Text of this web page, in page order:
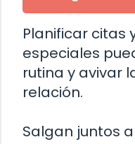
Planificar citas
especiales
rutina y avivar
relación.
Salgan juntos